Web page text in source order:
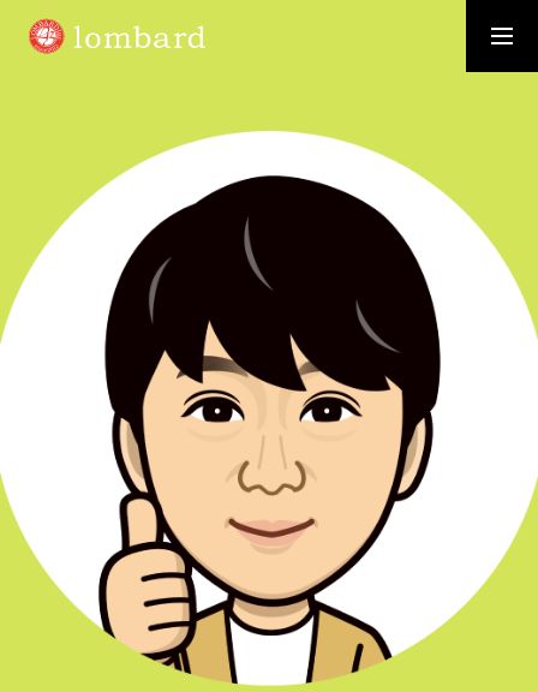
WHO WE ARE
お客様から「選ばれる」会社に
SERVICE
価値を創造し、価値を高め、価値を提供する
RECRUIT
事業拡大に伴い新たなメンバーを募集いたします
MEMBER
ロンバードのさまざまな「わたし」を紹介
NEWS